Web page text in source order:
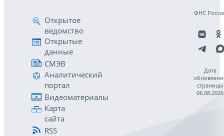
Открытое
ведомство
Открытые
данные
СМЭВ
Аналитический
портал
Видеоматериалы
Карта
сайта
RSS
ФНС
Дата
страницы
06.08.2026